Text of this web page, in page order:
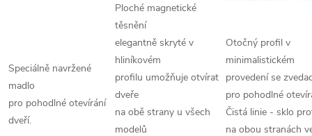
Speciálně navržené
madlo
pro pohodlné otevírání
dveří.
Ploché magnetické
těsnění
elegantně skryté v
hliníkovém
profilu umožňuje otvírat
dveře
na obě strany u všech
modelů
Otočný profil v
minimalistickém
provedení se
pro pohodlné
Čistá linie - sklo
na obou stranách